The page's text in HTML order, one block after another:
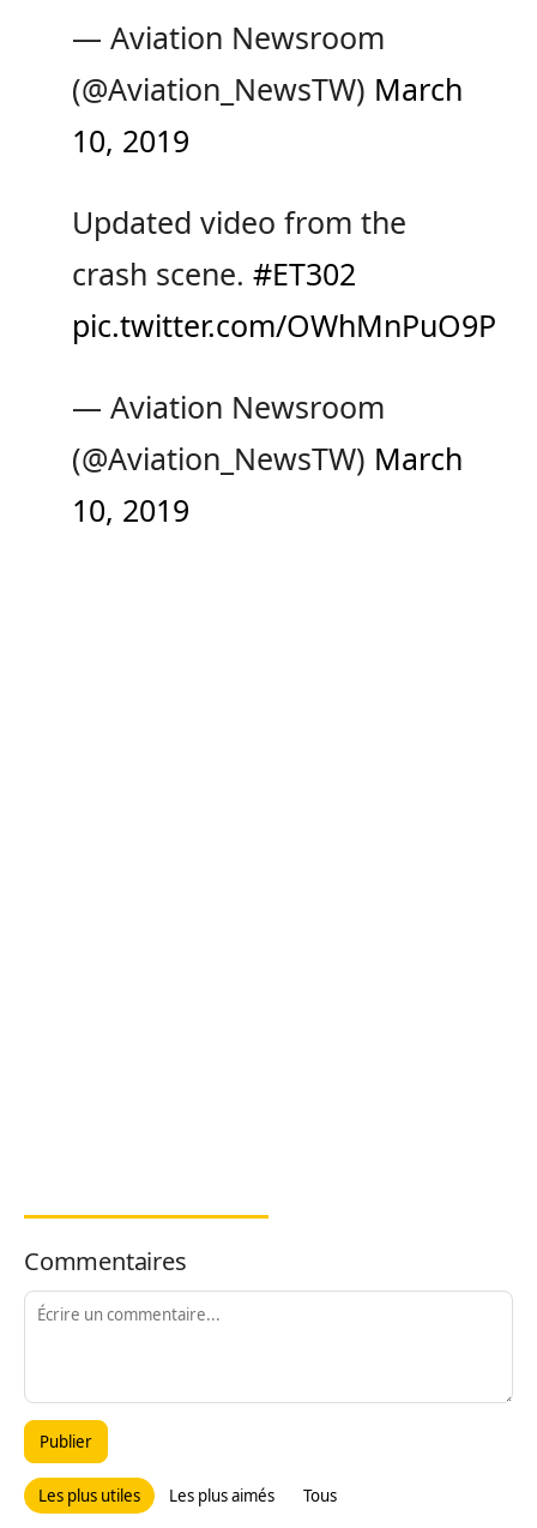
— Aviation Newsroom
(@Aviation_NewsTW) March
10, 2019
Updated video from the
crash scene. #ET302
pic.twitter.com/OWhMnPuO9P
— Aviation Newsroom
(@Aviation_NewsTW) March
10, 2019
Commentaires
Publier
Les plus utiles Les plus aimés Tous